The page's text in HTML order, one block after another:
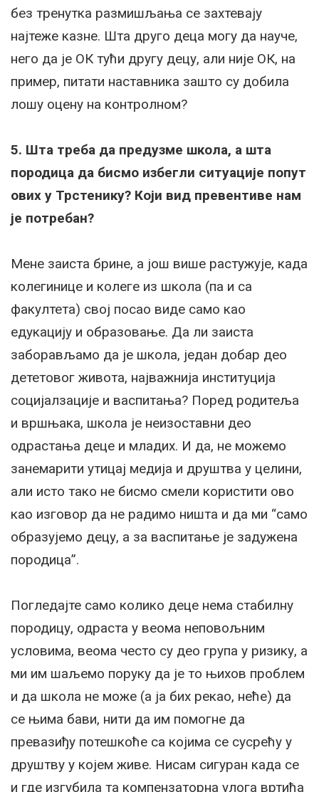
без тренутка размишљања се захтевају
најтеже казне. Шта друго деца могу да науче,
него да је ОК тући другу децу, али није ОК, на
пример, питати наставника зашто су добила
лошу оцену на контролном?
5. Шта треба да предузме школа, а шта
породица да бисмо избегли ситуације попут
ових у Трстенику? Који вид превентиве нам
је потребан?
Мене заиста брине, а још више растужује, када
колегинице и колеге из школа (па и са
факултета) свој посао виде само као
едукацију и образовање. Да ли заиста
заборављамо да је школа, један добар део
дететовог живота, најважнија институција
социјалзације и васпитања? Поред родитеља
и вршњака, школа је неизоставни део
одрастања деце и младих. И да, не можемо
занемарити утицај медија и друштва у целини,
али исто тако не бисмо смели користити ово
као изговор да не радимо ништа и да ми “само
образујемо децу, а за васпитање је задужена
породица”.
Погледајте само колико деце нема стабилну
породицу, одраста у веома неповољним
условима, веома често су део група у ризику, а
ми им шаљемо поруку да је то њихов проблем
и да школа не може (а ја бих рекао, неће) да
се њима бави, нити да им помогне да
превазиђу потешкоће са којима се сусрећу у
друштву у којем живе. Нисам сигуран када се
и где изгубила та компензаторна улога вртића